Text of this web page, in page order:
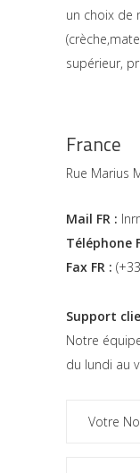
un choix de
supérieur,
France
Rue Marius
Mail FR :
Téléphone
Fax FR :
Support
Notre
du lundi au